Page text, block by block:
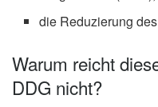
die Reduzierung
Warum reicht
DDG nicht?